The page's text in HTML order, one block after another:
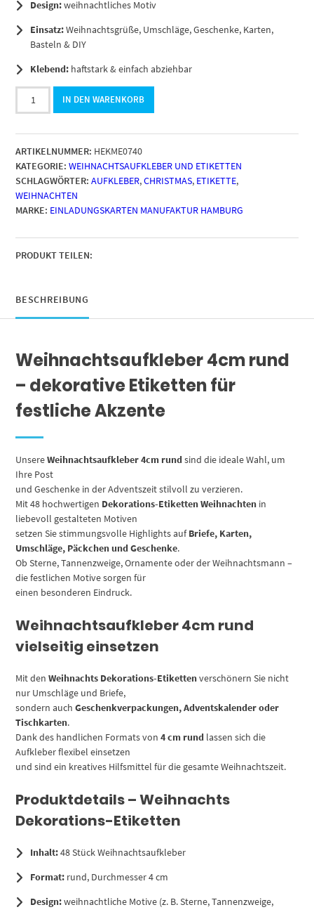
Design:weihnachtliches Motiv
Einsatz:Weihnachtsgrüße, Umschläge, Geschenke, Karten,
Basteln & DIY
Klebend: haftstark & einfach abziehbar
48
Geschenkaufkleber
-
ÖFFNEN
UND
FREUEN
Zuckerstange
-
Aufkleber
für
rund
4cm
IN DEN WARENKORB
ARTIKELNUMMER: HEKME0740
KATEGORIE: WEIHNACHTSAUFKLEBER UND ETIKETTEN
SCHLAGWÖRTER: AUFKLEBER,CHRISTMAS, ETIKETTE,
WEIHNACHTEN
MARKE: EINLADUNGSKARTEN MANUFAKTUR HAMBURG
PRODUKT TEILEN:
BESCHREIBUNG
Weihnachtsaufkleber 4cm rund
– dekorative Etiketten für
festliche Akzente
UnsereWeihnachtsaufkleber 4cm rund sind die ideale Wahl, um
Ihre Post
und Geschenke in der Adventszeit stilvoll zu verzieren.
Mit 48 hochwertigen Dekorations-Etiketten Weihnachten in
liebevoll gestalteten Motiven
setzen Sie stimmungsvolle Highlights aufBriefe, Karten,
Umschläge, Päckchen und Geschenke.
Ob Sterne, Tannenzweige, Ornamente oder der Weihnachtsmann –
die festlichen Motive sorgen für
einen besonderen Eindruck.
Weihnachtsaufkleber 4cm rund
vielseitig einsetzen
Mit denWeihnachts Dekorations-Etikettenverschönern Sie nicht
nur Umschläge und Briefe,
sondern auchGeschenkverpackungen, Adventskalender oder
Tischkarten.
Dank des handlichen Formats von4 cm rund lassen sich die
Aufkleber flexibel einsetzen
und sind ein kreatives Hilfsmittel für die gesamte Weihnachtszeit.
Produktdetails – Weihnachts
Dekorations-Etiketten
Inhalt:48 Stück Weihnachtsaufkleber
Format: rund, Durchmesser 4 cm
Design:weihnachtliche Motive (z. B. Sterne, Tannenzweige,